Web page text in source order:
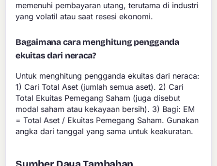
memenuhi pembayaran utang, terutama di industri
yang volatil atau saat resesi ekonomi.
Bagaimana cara menghitung pengganda
ekuitas dari neraca?
Untuk menghitung pengganda ekuitas dari neraca:
1) Cari Total Aset (jumlah semua aset). 2) Cari
Total Ekuitas Pemegang Saham (juga disebut
modal saham atau kekayaan bersih). 3) Bagi: EM
= Total Aset / Ekuitas Pemegang Saham. Gunakan
angka dari tanggal yang sama untuk keakuratan.